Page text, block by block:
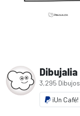
Dibujalia
3,295 Dibujos
¡Un Café!